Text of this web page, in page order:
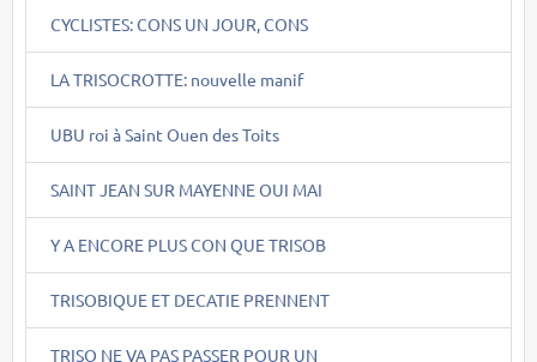
CYCLISTES: CONS UN JOUR, CONS
LA TRISOCROTTE: nouvelle manif
UBU roi à Saint Ouen des Toits
SAINT JEAN SUR MAYENNE OUI MAI
Y A ENCORE PLUS CON QUE TRISOB
TRISOBIQUE ET DECATIE PRENNENT
TRISO NE VA PAS PASSER POUR UN